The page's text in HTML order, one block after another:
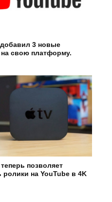
3 новые
свою платформу.
позволяет
ролики на YouTube в 4K